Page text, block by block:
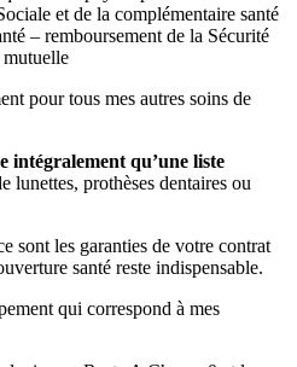
et de la complémentaire santé
– remboursement de la Sécurité
mutuelle
pour tous mes autres soins de
intégralement qu’une liste
lunettes, prothèses dentaires ou
sont les garanties de votre contrat
santé reste indispensable.
qui correspond à mes